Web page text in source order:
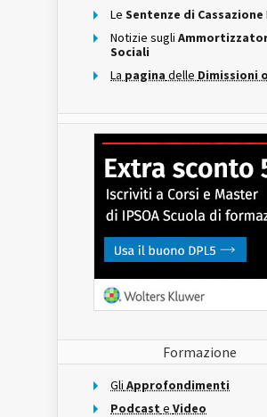
Le Sentenze di Cassazione
Notizie sugli
Sociali
La pagina delle Dimissioni
Formazione
Gli Approfondimenti
Podcast e Video